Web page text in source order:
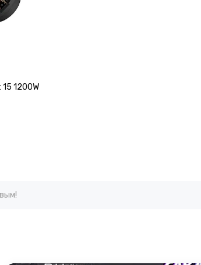
1200W